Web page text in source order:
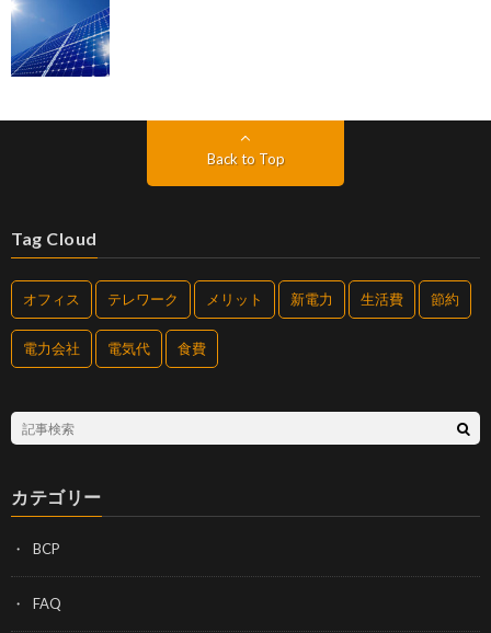
Back to Top
Tag Cloud
オフィス テレワーク メリット 新電力 生活費 節約
電力会社 電気代 食費
カテゴリー
BCP
FAQ